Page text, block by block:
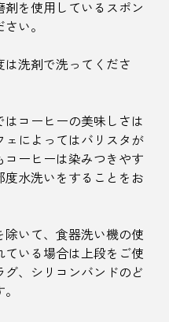
を使用しているスポン
い。
洗剤で洗ってくださ
コーヒーの美味しさは
ェによってはバリスタが
ーヒーは染みつきやす
度水洗いをすることをお
除いて、食器洗い機の使
ている場合は上段をご使
グ、シリコンバンドのど